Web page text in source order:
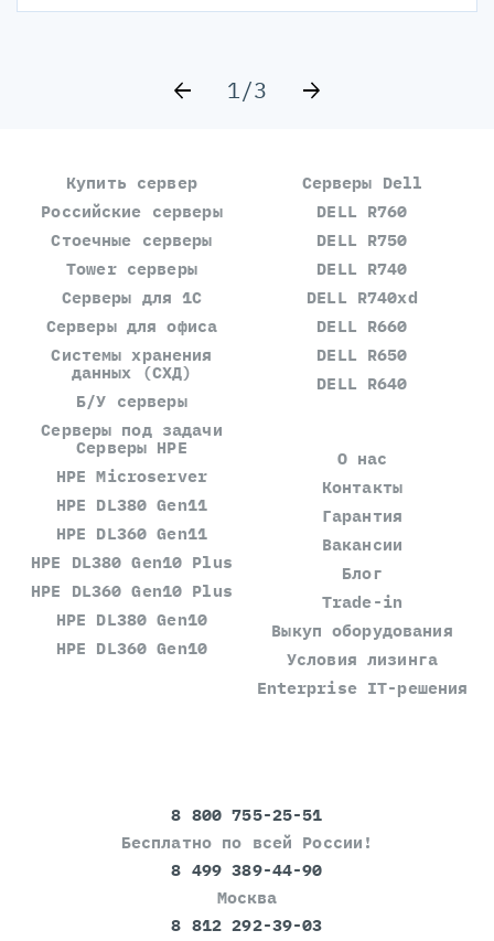
1/3
Купить сервер
Российские серверы
Стоечные серверы
Tower серверы
Серверы для 1С
Серверы для офиса
Системы хранения
данных (СХД)
Б/У серверы
Серверы под задачи
Серверы Dell
DELL R760
DELL R750
DELL R740
DELL R740xd
DELL R660
DELL R650
DELL R640
Серверы HPE
HPE Microserver
HPE DL380 Gen11
HPE DL360 Gen11
HPE DL380 Gen10 Plus
HPE DL360 Gen10 Plus
HPE DL380 Gen10
HPE DL360 Gen10
О нас
Контакты
Гарантия
Вакансии
Блог
Trade-in
Выкуп оборудования
Условия лизинга
Enterprise IT-решения
8 800 755-25-51
Бесплатно по всей России!
8 499 389-44-90
Москва
8 812 292-39-03